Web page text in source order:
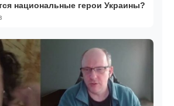
национальные герои Украины?